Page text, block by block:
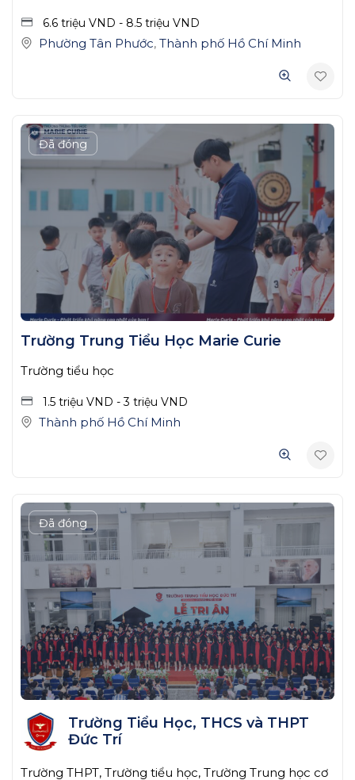
6.6 triệu VND - 8.5 triệu VND
Phường Tân Phước, Thành phố Hồ Chí Minh
Đã đóng
Trường Trung Tiểu Học Marie Curie
Trường tiểu học
1.5 triệu VND -3 triệu VND
Thành phố Hồ Chí Minh
Đã đóng
Trường Tiểu Học, THCS và THPT
Đức Trí
Trường THPT, Trường tiểu học, Trường Trung học cơ